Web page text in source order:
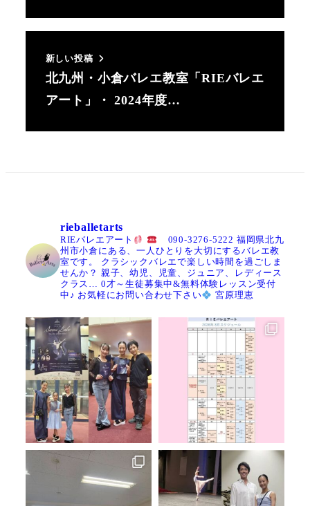
新しい投稿
北九州・小倉バレエ教室「RIEバレエ
アート」・ 2024年度…
rieballetarts
RIEバレエアート 090-3276-5222 福岡県北九
州市小倉にある、一人ひとりを大切にするバレエ教
室です。
クラシックバレエで楽しい時間を過ごしま
せんか？ 親子、幼児、児童、ジュニア、レディース
クラス… 0才～生徒募集中&無料体験レッスン受付
中♪ お気軽にお問い合わせ下さい 宮原理恵